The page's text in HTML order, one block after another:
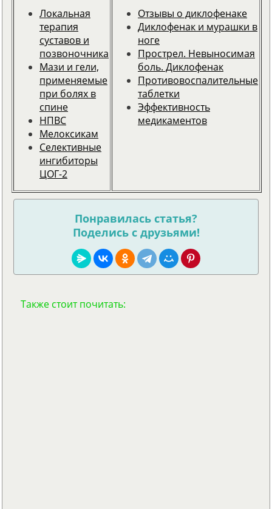
Локальная
терапия
суставов и
позвоночника
Мази и гели,
применяемые
при болях в
спине
НПВС
Мелоксикам
Селективные
ингибиторы
ЦОГ-2
Отзывы о диклофенаке
Диклофенак и мурашки в
ноге
Прострел. Невыносимая
боль. Диклофенак
Противовоспалительные
таблетки
Эффективность
медикаментов
Понравилась статья?
Поделись с друзьями!
Также стоит почитать: